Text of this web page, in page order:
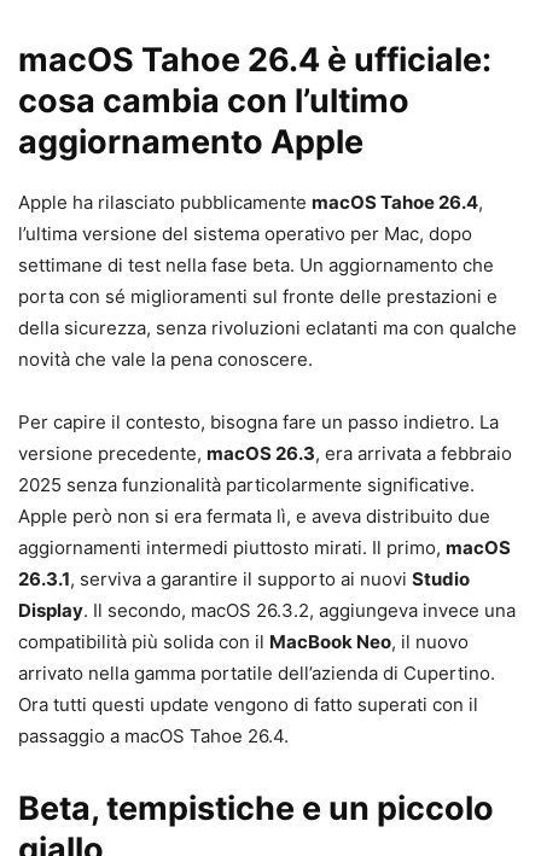
macOS Tahoe 26.4 è ufficiale:
cosa cambia con l’ultimo
aggiornamento Apple
Apple ha rilasciato pubblicamente macOS Tahoe 26.4,
l’ultima versione del sistema operativo per Mac, dopo
settimane di test nella fase beta. Un aggiornamento che
porta con sé miglioramenti sul fronte delle prestazioni e
della sicurezza, senza rivoluzioni eclatanti ma con qualche
novità che vale la pena conoscere.
Per capire il contesto, bisogna fare un passo indietro. La
versione precedente, macOS 26.3, era arrivata a febbraio
2025 senza funzionalità particolarmente significative.
Apple però non si era fermata lì, e aveva distribuito due
aggiornamenti intermedi piuttosto mirati. Il primo, macOS
26.3.1, serviva a garantire il supporto ai nuovi Studio
Display. Il secondo, macOS 26.3.2, aggiungeva invece una
compatibilità più solida con il MacBook Neo, il nuovo
arrivato nella gamma portatile dell’azienda di Cupertino.
Ora tutti questi update vengono di fatto superati con il
passaggio a macOS Tahoe 26.4.
Beta, tempistiche e un piccolo